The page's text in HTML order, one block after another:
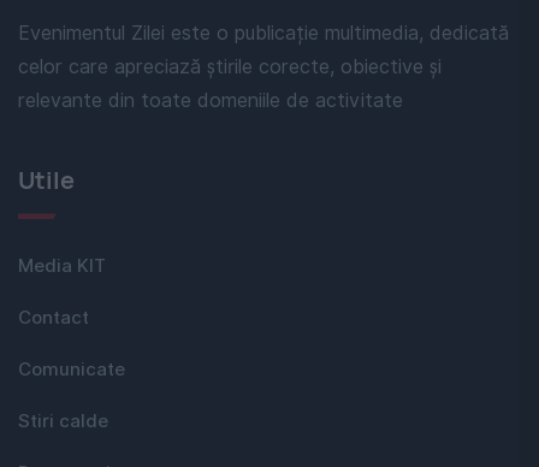
Evenimentul Zilei este o publicație multimedia, dedicată
celor care apreciază știrile corecte, obiective și
relevante din toate domeniile de activitate
Utile
Media KIT
Contact
Comunicate
Stiri calde